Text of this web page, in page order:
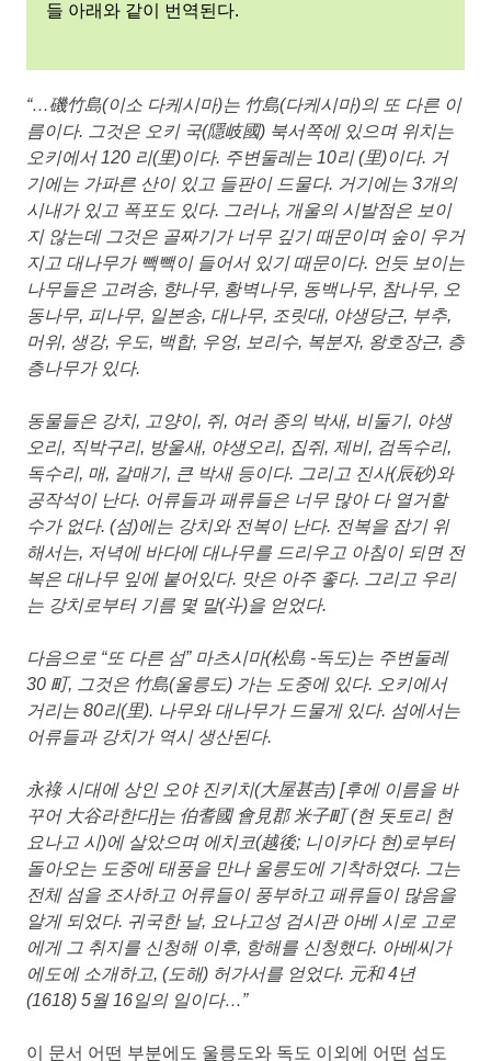
들 아래와 같이 번역된다.
“…磯竹島(이소 다케시마)는 竹島(다케시마)의 또 다른 이
름이다. 그것은 오키 국(隱岐國) 북서쪽에 있으며 위치는
오키에서 120 리(里)이다. 주변둘레는 10리 (里)이다. 거
기에는 가파른 산이 있고 들판이 드물다. 거기에는 3개의
시내가 있고 폭포도 있다. 그러나, 개울의 시발점은 보이
지 않는데 그것은 골짜기가 너무 깊기 때문이며 숲이 우거
지고 대나무가 빽빽이 들어서 있기 때문이다. 언듯 보이는
나무들은 고려송, 향나무, 황벽나무, 동백나무, 참나무, 오
동나무, 피나무, 일본송, 대나무, 조릿대, 야생당근, 부추,
머위, 생강, 우도, 백합, 우엉, 보리수, 복분자, 왕호장근, 층
층나무가 있다.
동물들은 강치, 고양이, 쥐, 여러 종의 박새, 비둘기, 야생
오리, 직박구리, 방울새, 야생오리, 집쥐, 제비, 검독수리,
독수리, 매, 갈매기, 큰 박새 등이다. 그리고 진사(辰砂)와
공작석이 난다. 어류들과 패류들은 너무 많아 다 열거할
수가 없다. (섬)에는 강치와 전복이 난다. 전복을 잡기 위
해서는, 저녁에 바다에 대나무를 드리우고 아침이 되면 전
복은 대나무 잎에 붙어있다. 맛은 아주 좋다. 그리고 우리
는 강치로부터 기름 몇 말(斗)을 얻었다.
다음으로 “또 다른 섬” 마츠시마(松島 -독도)는 주변둘레
30 町, 그것은 竹島(울릉도) 가는 도중에 있다. 오키에서
거리는 80리(里). 나무와 대나무가 드물게 있다. 섬에서는
어류들과 강치가 역시 생산된다.
永祿 시대에 상인 오야 진키치(大屋甚吉) [후에 이름을 바
꾸어 大谷라한다]는 伯耆國 會見郡 米子町 (현 돗토리 현
요나고 시)에 살았으며 에치코(越後; 니이카다 현)로부터
돌아오는 도중에 태풍을 만나 울릉도에 기착하였다. 그는
전체 섬을 조사하고 어류들이 풍부하고 패류들이 많음을
알게 되었다. 귀국한 날, 요나고성 검시관 아베 시로 고로
에게 그 취지를 신청해 이후, 항해를 신청했다. 아베씨가
에도에 소개하고, (도해) 허가서를 얻었다. 元和 4년
(1618) 5월 16일의 일이다…”
이 문서 어떤 부분에도 울릉도와 독도 이외에 어떤 섬도